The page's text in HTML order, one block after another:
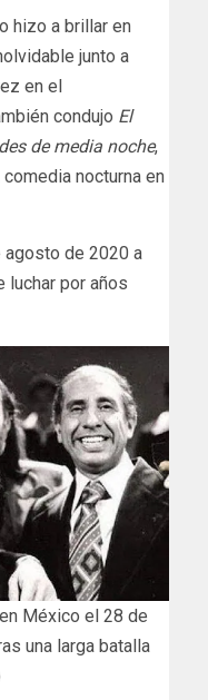
hizo a brillar en
junto a
en el
condujo El
de media noche,
nocturna en
agosto de 2020 a
luchar por años
México el 28 de
una larga batalla